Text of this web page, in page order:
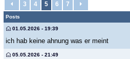
3 4 5 6 7
Posts
01.05.2026 - 19:39
ich hab keine ahnung was er meint
05.05.2026 - 21:49